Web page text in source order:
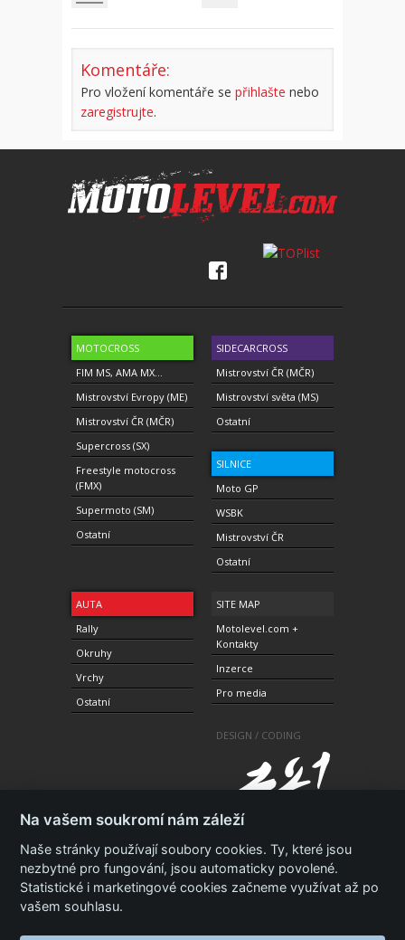
Komentáře:
Pro vložení komentáře se přihlašte nebo
zaregistrujte.
MOTOCROSS
FIM MS, AMA MX...
Mistrovství Evropy (ME)
Mistrovství ČR (MČR)
Supercross (SX)
Freestyle motocross
(FMX)
Supermoto (SM)
Ostatní
SIDECARCROSS
Mistrovství ČR (MČR)
Mistrovství světa (MS)
Ostatní
SILNICE
Moto GP
WSBK
Mistrovství ČR
Ostatní
AUTA
Rally
Okruhy
Vrchy
Ostatní
SITE MAP
Motolevel.com +
Kontakty
Inzerce
Pro media
DESIGN / CODING
© 2010-2021 Copyright Motolevel. Všechna práva
vyhrazena.
3696
Na vašem soukromí nám záleží
Naše stránky používají soubory cookies. Ty, které jsou
nezbytné pro fungování, jsou automaticky povolené.
Statistické i marketingové cookies začneme využívat až po
vašem souhlasu.